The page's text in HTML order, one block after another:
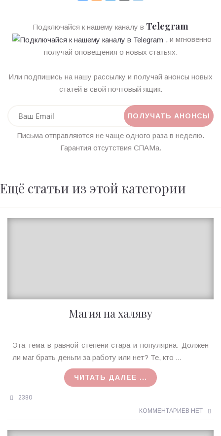
Подключайся к нашему каналу в Telegram
, и мгновенно
получай оповещения о новых статьях.
Или подпишись на нашу рассылку и получай анонсы новых
статей в свой почтовый ящик.
Письма отправляются не чаще одного раза в неделю.
Гарантия отсутствия СПАМа.
Ещё статьи из этой категории
Магия на халяву
Ирина
MagicTantra
Эта тема в равной степени стара и популярна. Должен
ли маг брать деньги за работу или нет? Те, кто ...
ЧИТАТЬ ДАЛЕЕ ...
2380
КОММЕНТАРИЕВ НЕТ